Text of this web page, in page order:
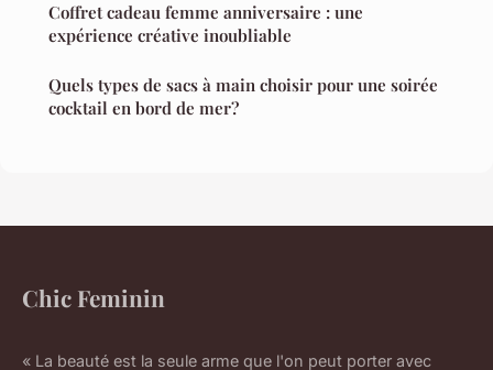
Coffret cadeau femme anniversaire : une
expérience créative inoubliable
Quels types de sacs à main choisir pour une soirée
cocktail en bord de mer?
Chic Feminin
« La beauté est la seule arme que l'on peut porter avec